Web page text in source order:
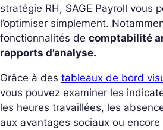
stratégie RH, SAGE Payroll vous
l’optimiser simplement.
fonctionnalités de comptabilité
rapports d’analyse.
Grâce à des tableaux de bord
vous pouvez examiner les
les heures travaillées, les
aux avantages sociaux ou